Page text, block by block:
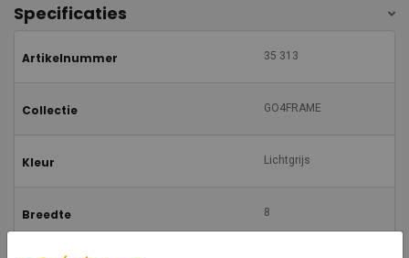
Specificaties
Artikelnummer 35 313
Collectie GO4FRAME
Kleur Lichtgrijs
Breedte 8